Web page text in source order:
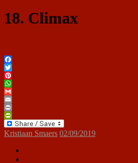
18. Climax
Facebook
Twitter
Pinterest
WhatsApp
Gmail
Email
Print
PrintFriendly
Kristiaan Smaers 02/09/2019